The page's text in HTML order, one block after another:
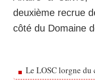
deuxième recrue
côté du Domaine
Le LOSC lorgne du